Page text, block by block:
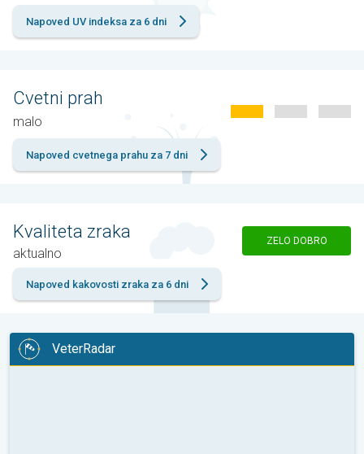
Napoved UV indeksa za 6 dni
Cvetni prah
malo
Napoved cvetnega prahu za 7 dni
Kvaliteta zraka
aktualno
ZELO DOBRO
Napoved kakovosti zraka za 6 dni
VeterRadar